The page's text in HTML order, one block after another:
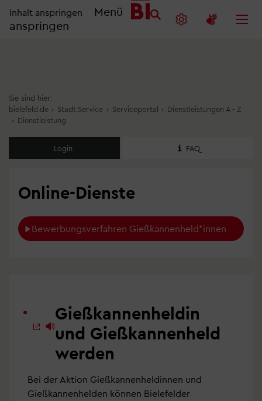
Inhalt anspringen
Menü
anspringen
Sie sind hier:
bielefeld.de › Stadt.Service › Serviceportal › Dienstleistungen A - Z
› Dienstleistung
Login FAQ
Online-Dienste
Bewerbungsverfahren Gießkannenheld*innen
Gießkannenheldin
und Gießkannenheld
werden
Bei der Aktion Gießkannenheldinnen und
Gießkannenhelden können Bielefelder